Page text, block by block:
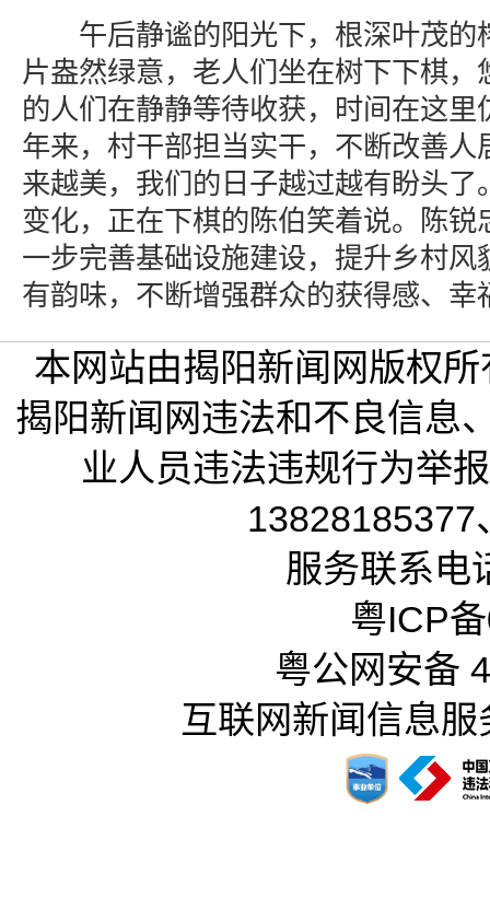
午后静谧的阳光下，根深叶茂的
片盎然绿意，老人们坐在树下下棋，
的人们在静静等待收获，时间在这里
年来，村干部担当实干，不断改善人
来越美，我们的日子越过越有盼头了
变化，正在下棋的陈伯笑着说。陈锐
一步完善基础设施建设，提升乡村风
有韵味，不断增强群众的获得感、幸
本网站由揭阳新闻网版权
揭阳新闻网违法和不良信息
业人员违法违规行为举
13828185377
服务联系电
粤ICP
粤公网安备
互联网新闻信息